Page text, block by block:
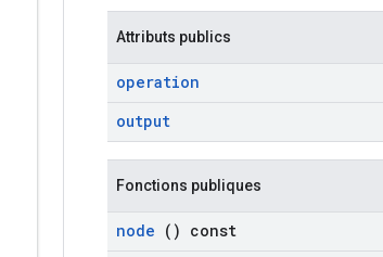
Attributs publics
operation
output
Fonctions publiques
node () const